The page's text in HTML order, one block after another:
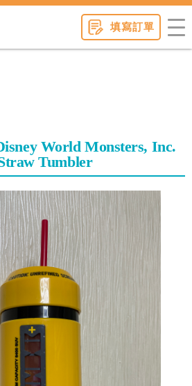
填寫訂單
World Monsters, Inc.
Tumbler